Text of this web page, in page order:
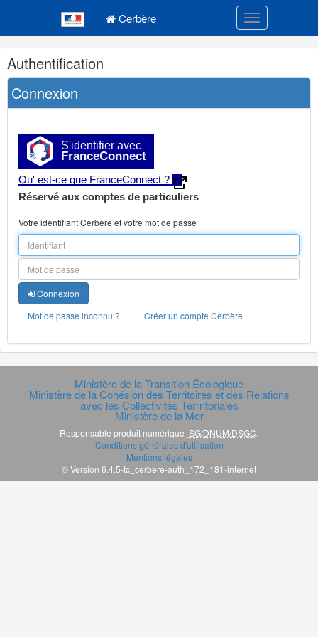
Cerbère Toggle
Navigation
et
outils
annexes
Authentification
Connexion
S'identifier avec
FranceConnect
Qu' est-ce que FranceConnect ?
Réservé aux comptes de particuliers
Votre identifiant Cerbère et votre mot de passe
Connexion
Mot de passe inconnu ?
Créer un compte Cerbère
Ministère de la Transition Écologique
Ministère de la Cohésion des Territoires et des Relations
avec les Collectivités Terrritoriales
Ministère de la Mer
Responsable produit numérique SG/DNUM/DSGC.
Conditions générales d'utilisation
Mentions légales
© Version 6.4.5-tc_cerbere-auth_172_181-internet